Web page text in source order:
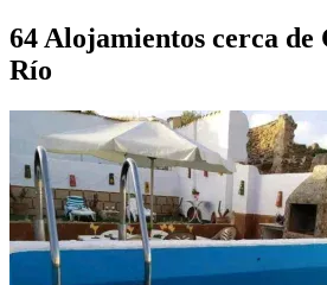
64 Alojamientos cerca de
Río